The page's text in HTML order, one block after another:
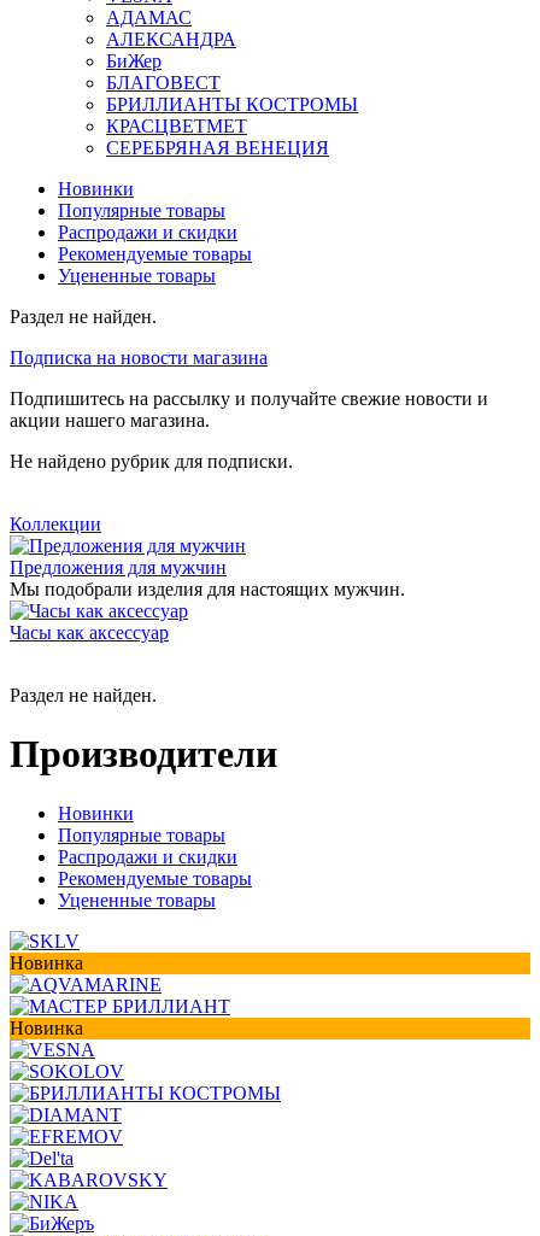
АДАМАС
АЛЕКСАНДРА
БиЖер
БЛАГОВЕСТ
БРИЛЛИАНТЫ КОСТРОМЫ
КРАСЦВЕТМЕТ
СЕРЕБРЯНАЯ ВЕНЕЦИЯ
Новинки
Популярные товары
Распродажи и скидки
Рекомендуемые товары
Уцененные товары
Раздел не найден.
Подписка на новости магазина
Подпишитесь на рассылку и получайте свежие новости и
акции нашего магазина.
Не найдено рубрик для подписки.
Коллекции
Предложения для мужчин
Мы подобрали изделия для настоящих мужчин.
Часы как аксессуар
Раздел не найден.
Производители
Новинки
Популярные товары
Распродажи и скидки
Рекомендуемые товары
Уцененные товары
Новинка
Новинка